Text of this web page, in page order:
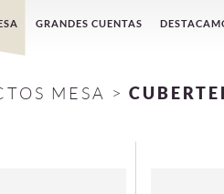
GRANDES CUENTAS
MESA >